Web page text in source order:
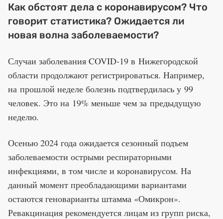
Как обстоят дела с коронавирусом? Что
говорит статистика? Ожидается ли
новая волна заболеваемости?
Случаи заболевания COVID-19 в Нижегородской
области продолжают регистрироваться. Например,
на прошлой неделе болезнь подтвердилась у 99
человек. Это на 19% меньше чем за предыдущую
неделю.
Осенью 2024 года ожидается сезонный подъем
заболеваемости острыми респираторными
инфекциями, в том числе и коронавирусом. На
данный момент преобладающими вариантами
остаются геноварианты штамма «Омикрон».
Ревакцинация рекомендуется лицам из групп риска,